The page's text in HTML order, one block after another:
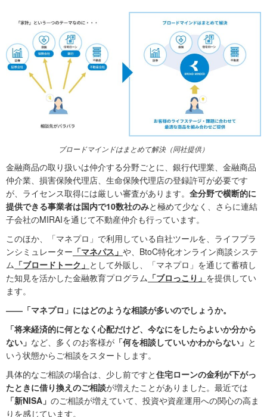
ブロードマインドはまとめて解決（同社提供）
金融商品の取り扱いは仲介する分野ごとに、銀行代理業、金融商品
仲介業、損害保険代理店、生命保険代理店の登録許可が必要です
が、ライセンス取得には厳しい審査があります。 全分野で横断的に
提供できる事業者は国内で10数社のみと極めて少なく、さらに連結
子会社のMIRAIを通じて不動産仲介も行っています。
このほか、「マネプロ」で利用している自社ツールを、ライフプラ
ンシミュレーター 「マネパス」 や、BtoC特化オンライン商談システ
ム 「ブロードトーク」 として外販し、「マネプロ」を通じて蓄積し
た知見を活かした金融教育プログラム 「ブロっこり」 を提供してい
ます。
――「マネプロ」にはどのような相談が多いのでしょうか。
「将来経済的に何となく心配だけど、今なにをしたらよいか分から
ない」 など、多くのお客様が 「何を相談していいかわからない」 と
いう状態からご相談をスタートします。
具体的なご相談の場合は、少し前ですと住宅ローンの金利が下がっ
たときに借り換えのご相談が増えたことがありました。最近では
「新NISA」 のご相談が増えていて、投資や資産運用への関心の高ま
りを感じています。